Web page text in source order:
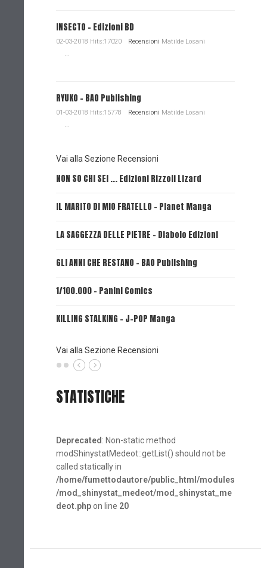
INSECTO - Edizioni BD
02-03-2018 Hits:17020 Recensioni Matilde Losani
RYUKO - BAO Publishing
01-03-2018 Hits:15778 Recensioni Matilde Losani
Vai alla Sezione Recensioni
NON SO CHI SEI ... Edizioni Rizzoli Lizard
IL MARITO DI MIO FRATELLO - Planet Manga
LA SAGGEZZA DELLE PIETRE - Diabolo Edizioni
GLI ANNI CHE RESTANO - BAO Publishing
1/100.000 - Panini Comics
KILLING STALKING - J-POP Manga
Vai alla Sezione Recensioni
STATISTICHE
Deprecated: Non-static method
modShinystatMedeot::getList() should not be
called statically in
/home/fumettodautore/public_html/modules
/mod_shinystat_medeot/mod_shinystat_me
deot.phpon line 20